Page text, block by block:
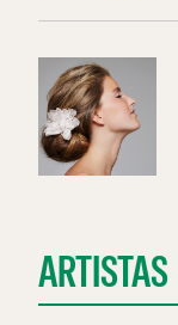
ARTISTAS